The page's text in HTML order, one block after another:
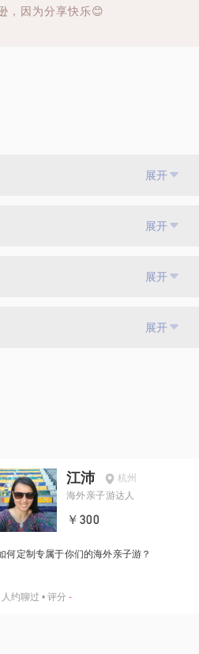
，因为分享快乐😊
展开
展开
展开
展开
江沛
杭州
海外亲子游达人
￥300
何定制专属于你们的海外亲子游？
人约聊过 • 评分 -